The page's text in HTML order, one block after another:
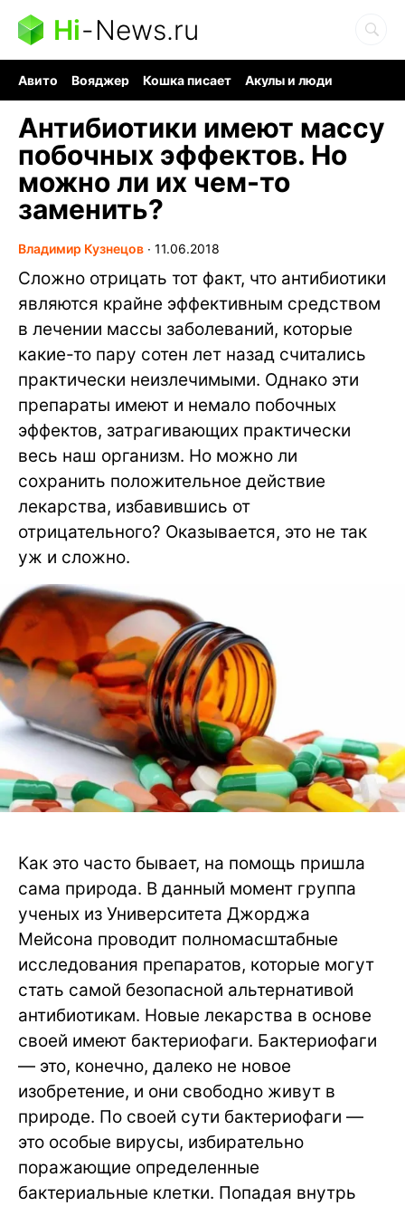
Hi-News.ru
Авито Вояджер Кошка писает
Акулы и люди
Антибиотики имеют массу
побочных эффектов. Но
можно ли их чем-то
заменить?
Владимир Кузнецов ∙ 11.06.2018
Сложно отрицать тот факт, что антибиотики
являются крайне эффективным средством
в лечении массы заболеваний, которые
какие-то пару сотен лет назад считались
практически неизлечимыми. Однако эти
препараты имеют и немало побочных
эффектов, затрагивающих практически
весь наш организм. Но можно ли
сохранить положительное действие
лекарства, избавившись от
отрицательного? Оказывается, это не так
уж и сложно.
Как это часто бывает, на помощь пришла
сама природа. В данный момент группа
ученых из Университета Джорджа
Мейсона проводит полномасштабные
исследования препаратов, которые могут
стать самой безопасной альтернативой
антибиотикам. Новые лекарства в основе
своей имеют бактериофаги. Бактериофаги
— это, конечно, далеко не новое
изобретение, и они свободно живут в
природе. По своей сути бактериофаги —
это особые вирусы, избирательно
поражающие определенные
бактериальные клетки. Попадая внутрь